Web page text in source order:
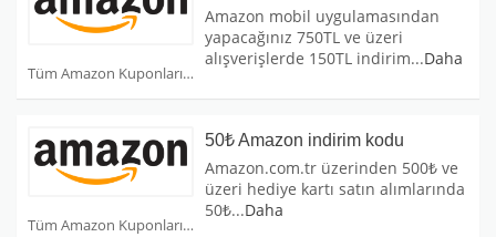
Tüm Amazon Kuponları
Amazon mobil uygulamasından
yapacağınız 750TL ve üzeri
alışverişlerde 150TL indirim...Daha
Tüm Amazon Kuponları
50₺ Amazon indirim kodu
Amazon.com.tr üzerinden 500₺ ve
üzeri hediye kartı satın alımlarında
50₺...Daha